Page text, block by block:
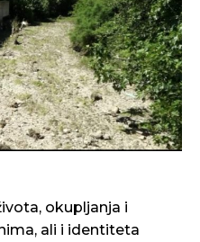
okupljanja i
ali i identiteta